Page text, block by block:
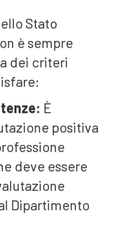
Stato
è sempre
dei criteri
È
positiva
deve essere
Dipartimento